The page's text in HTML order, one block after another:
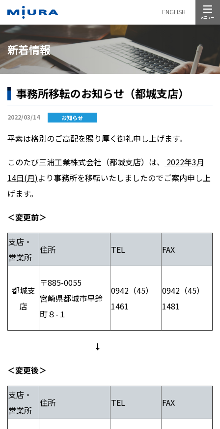
ENGLISH
新着情報
事務所移転のお知らせ（都城支店）
2022/03/14 お知らせ
平素は格別のご高配を賜り厚く御礼申し上げます。
このたび三浦工業株式会社（都城支店）は、
2022年3月
14日(月)より事務所を移転いたしましたのでご案内申し上
げます。
＜変更前＞
支店・
営業所
住所 TEL FAX
都城支
店
〒885-0055
宮崎県都城市早鈴
町８-１
0942（45）
1461
0942（45）
1481
↓
＜変更後＞
支店・
営業所
住所 TEL FAX